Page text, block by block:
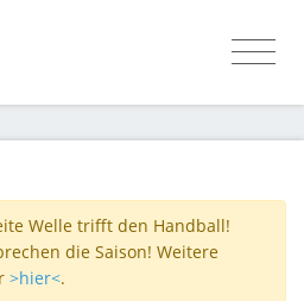
Welle trifft den Handball!
die Saison! Weitere
>hier<.